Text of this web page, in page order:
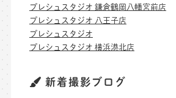
プレシュスタジオ 鎌倉鶴岡八幡宮前店
プレシュスタジオ 八王子店
プレシュスタジオ
プレシュスタジオ 横浜港北店
新着撮影ブログ